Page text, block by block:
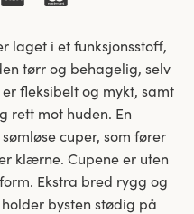
laget i et funksjonsstoff,
tørr og behagelig, selv
fleksibelt og mykt, samt
rett mot huden. En
cuper, som fører
klærne. Cupene er uten
Ekstra bred rygg og
bysten stødig på